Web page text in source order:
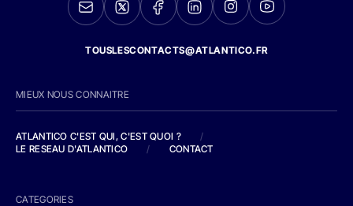
TOUSLESCONTACTS@ATLANTICO.FR
MIEUX NOUS CONNAITRE
ATLANTICO C'EST QUI, C'EST QUOI ?
/
LE RESEAU D'ATLANTICO
/ CONTACT
CATEGORIES